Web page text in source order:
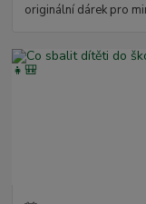
originální dárek pro